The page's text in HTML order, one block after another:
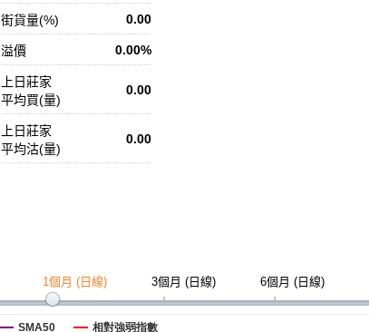
街貨量(%) 0.00
溢價 0.00%
上日莊家
平均買(量)
0.00
上日莊家
平均沽(量)
0.00
1個月 (日線) 3個月 (日線) 6個月 (日線)